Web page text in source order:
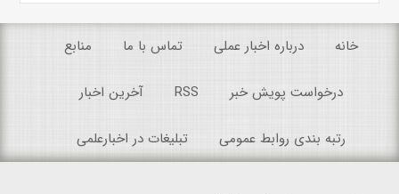
خانه درباره اخبار عملی تماس با ما منابع
درخواست پویش خبر RSS آخرین اخبار
رتبه بندی روابط عمومی تبلیغات در اخبارعلمی